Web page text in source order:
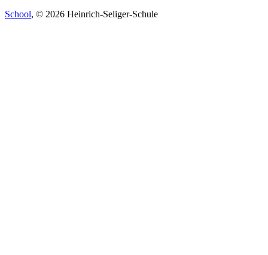
School, © 2026 Heinrich-Seliger-Schule